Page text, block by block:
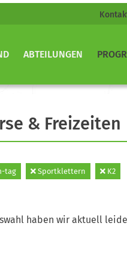
ABTEILUNGEN
& Freizeiten
tag Sportklettern K2
haben wir aktuell